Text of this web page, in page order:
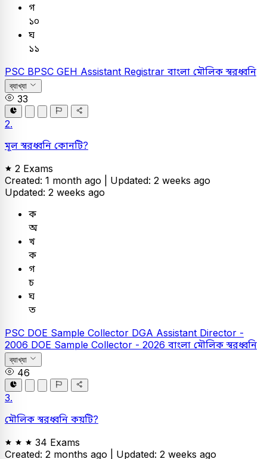
গ
১০
ঘ
১১
PSC BPSC GEH Assistant Registrar বাংলা মৌলিক স্বরধ্বনি
ব্যাখ্যা
33
2.
মূল স্বরধ্বনি কোনটি?
2 Exams
Created: 1 month ago | Updated: 2 weeks ago
Updated: 2 weeks ago
ক
অ
খ
ক
গ
চ
ঘ
ত
PSC DOE Sample Collector DGA Assistant Director -
2006 DOE Sample Collector - 2026 বাংলা মৌলিক স্বরধ্বনি
ব্যাখ্যা
46
3.
মৌলিক স্বরধ্বনি কয়টি?
34 Exams
Created: 2 months ago | Updated: 2 weeks ago